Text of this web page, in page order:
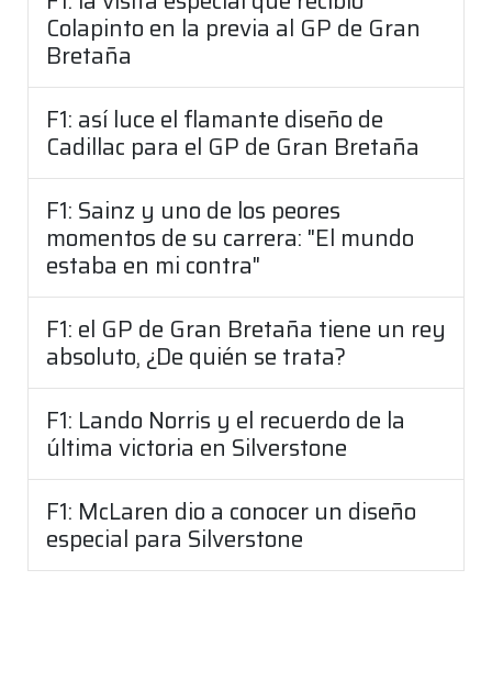
Colapinto en la previa al GP de Gran
Bretaña
F1: así luce el flamante diseño de
Cadillac para el GP de Gran Bretaña
F1: Sainz y uno de los peores
momentos de su carrera: "El mundo
estaba en mi contra"
F1: el GP de Gran Bretaña tiene un rey
absoluto, ¿De quién se trata?
F1: Lando Norris y el recuerdo de la
última victoria en Silverstone
F1: McLaren dio a conocer un diseño
especial para Silverstone